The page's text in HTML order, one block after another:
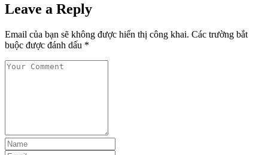
Leave a Reply
Email của bạn sẽ không được hiển thị công khai. Các trường bắt
buộc được đánh dấu *